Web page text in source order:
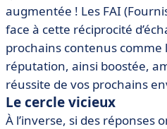
augmentée ! Les FAI
face à cette réciprocité
prochains contenus comme
réputation, ainsi boostée,
réussite de vos prochains
Le cercle vicieux
À l’inverse, si des réponses